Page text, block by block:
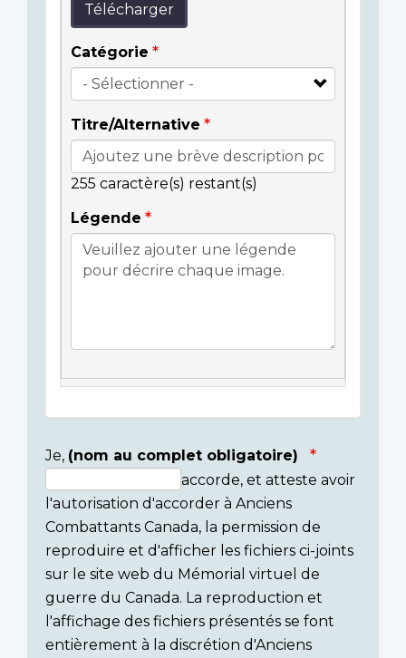
Télécharger
Catégorie
Titre/Alternative
255 caractère(s) restant(s)
Légende
Consent
section
Je, (nom au complet obligatoire)
accorde, et atteste avoir
l'autorisation d'accorder à Anciens
Combattants Canada, la permission de
reproduire et d'afficher les fichiers ci-joints
sur le site web du Mémorial virtuel de
guerre du Canada. La reproduction et
l'affichage des fichiers présentés se font
entièrement à la discrétion d'Anciens